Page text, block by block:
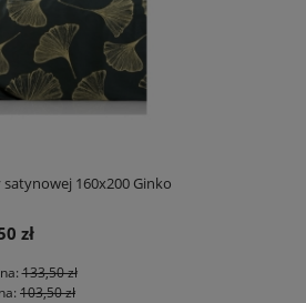
160x200 Ginko
zł
133,50 zł
103,50 zł